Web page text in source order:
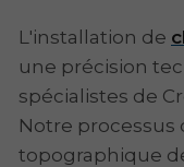
L'installation de
une précision
spécialistes de
Notre
topographique